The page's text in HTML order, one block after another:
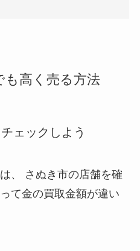
も高く売る方法
ェックしよう
、 さぬき市の店舗を確
て金の買取金額が違い